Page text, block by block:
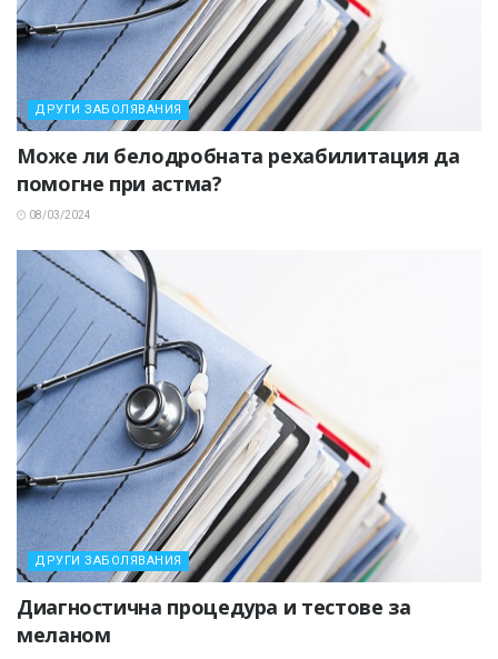
ДРУГИ ЗАБОЛЯВАНИЯ
Може ли белодробната рехабилитация да
помогне при астма?
08/03/2024
ДРУГИ ЗАБОЛЯВАНИЯ
Диагностична процедура и тестове за
меланом